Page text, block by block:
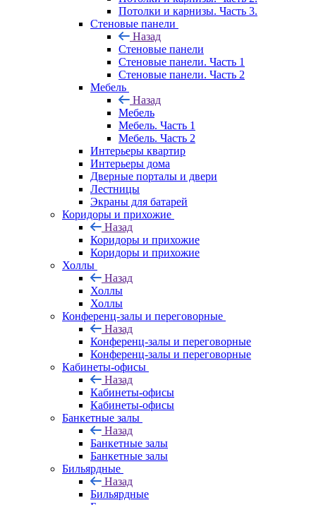
Потолки и карнизы. Часть 3.
Стеновые панели
Назад
Стеновые панели
Стеновые панели. Часть 1
Стеновые панели. Часть 2
Мебель
Назад
Мебель
Мебель. Часть 1
Мебель. Часть 2
Интерьеры квартир
Интерьеры дома
Дверные порталы и двери
Лестницы
Экраны для батарей
Коридоры и прихожие
Назад
Коридоры и прихожие
Коридоры и прихожие
Холлы
Назад
Холлы
Холлы
Конференц-залы и переговорные
Назад
Конференц-залы и переговорные
Конференц-залы и переговорные
Кабинеты-офисы
Назад
Кабинеты-офисы
Кабинеты-офисы
Банкетные залы
Назад
Банкетные залы
Банкетные залы
Бильярдные
Назад
Бильярдные